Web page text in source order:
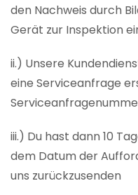
den Nachweis durch
Gerät zur Inspektion
ii.) Unsere
eine Serviceanfrage
iii.) Du hast dann 10
dem Datum der
uns zurückzusenden